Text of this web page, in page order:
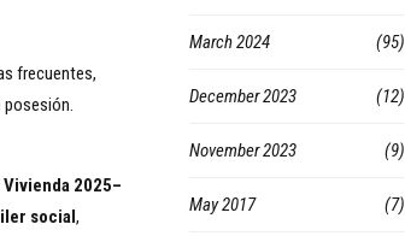
frecuentes,
posesión.
2025–
social,
March 2024 (95)
December 2023 (12)
November 2023 (9)
May 2017 (7)